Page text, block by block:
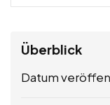
Überblick
Datum